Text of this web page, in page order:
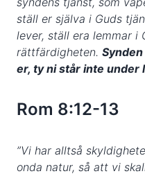
ställ er själva i Guds
lever, ställ era lemmar i
rättfärdigheten.
er, ty ni står inte under
Rom 8:12-13
”Vi har alltså
onda natur, så att vi